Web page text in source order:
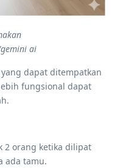
ai
dapat ditempatkan
fungsional dapat
2 orang ketika dilipat
ada tamu.